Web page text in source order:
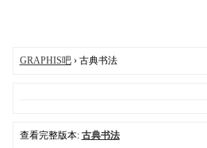
GRAPHIS吧› 古典书法
查看完整版本: 古典书法